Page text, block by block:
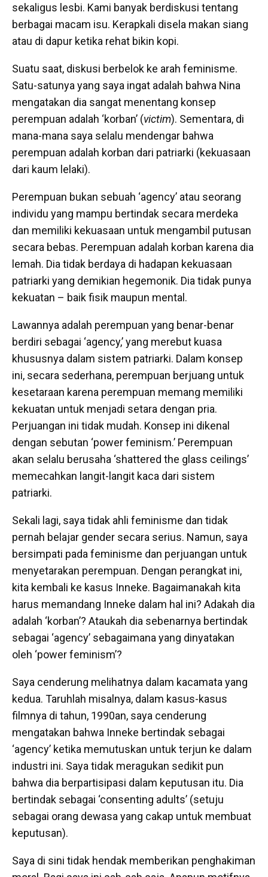
sekaligus lesbi. Kami banyak berdiskusi tentang
berbagai macam isu. Kerapkali disela makan siang
atau di dapur ketika rehat bikin kopi.
Suatu saat, diskusi berbelok ke arah feminisme.
Satu-satunya yang saya ingat adalah bahwa Nina
mengatakan dia sangat menentang konsep
perempuan adalah ‘korban’ (victim). Sementara, di
mana-mana saya selalu mendengar bahwa
perempuan adalah korban dari patriarki (kekuasaan
dari kaum lelaki).
Perempuan bukan sebuah ‘agency’ atau seorang
individu yang mampu bertindak secara merdeka
dan memiliki kekuasaan untuk mengambil putusan
secara bebas. Perempuan adalah korban karena dia
lemah. Dia tidak berdaya di hadapan kekuasaan
patriarki yang demikian hegemonik. Dia tidak punya
kekuatan – baik fisik maupun mental.
Lawannya adalah perempuan yang benar-benar
berdiri sebagai ‘agency,’ yang merebut kuasa
khususnya dalam sistem patriarki. Dalam konsep
ini, secara sederhana, perempuan berjuang untuk
kesetaraan karena perempuan memang memiliki
kekuatan untuk menjadi setara dengan pria.
Perjuangan ini tidak mudah. Konsep ini dikenal
dengan sebutan ‘power feminism.’ Perempuan
akan selalu berusaha ‘shattered the glass ceilings’
memecahkan langit-langit kaca dari sistem
patriarki.
Sekali lagi, saya tidak ahli feminisme dan tidak
pernah belajar gender secara serius. Namun, saya
bersimpati pada feminisme dan perjuangan untuk
menyetarakan perempuan. Dengan perangkat ini,
kita kembali ke kasus Inneke. Bagaimanakah kita
harus memandang Inneke dalam hal ini? Adakah dia
adalah ‘korban’? Ataukah dia sebenarnya bertindak
sebagai ‘agency’ sebagaimana yang dinyatakan
oleh ‘power feminism’?
Saya cenderung melihatnya dalam kacamata yang
kedua. Taruhlah misalnya, dalam kasus-kasus
filmnya di tahun, 1990an, saya cenderung
mengatakan bahwa Inneke bertindak sebagai
‘agency’ ketika memutuskan untuk terjun ke dalam
industri ini. Saya tidak meragukan sedikit pun
bahwa dia berpartisipasi dalam keputusan itu. Dia
bertindak sebagai ‘consenting adults’ (setuju
sebagai orang dewasa yang cakap untuk membuat
keputusan).
Saya di sini tidak hendak memberikan penghakiman